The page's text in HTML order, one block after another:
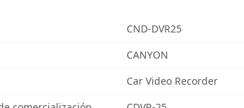
CND-DVR25
CANYON
Car Video Recorder